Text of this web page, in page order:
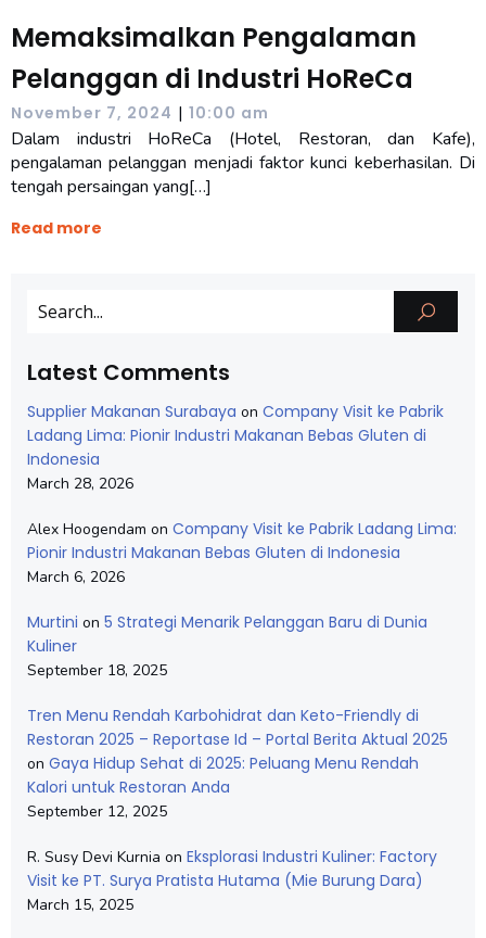
Memaksimalkan Pengalaman
Pelanggan di Industri HoReCa
November 7, 2024 | 10:00 am
Dalam industri HoReCa (Hotel, Restoran, dan Kafe),
pengalaman pelanggan menjadi faktor kunci keberhasilan. Di
tengah persaingan yang[…]
Read more
Latest Comments
Supplier Makanan Surabaya on Company Visit ke Pabrik
Ladang Lima: Pionir Industri Makanan Bebas Gluten di
Indonesia
March 28, 2026
Alex Hoogendam on Company Visit ke Pabrik Ladang Lima:
Pionir Industri Makanan Bebas Gluten di Indonesia
March 6, 2026
Murtini on 5 Strategi Menarik Pelanggan Baru di Dunia
Kuliner
September 18, 2025
Tren Menu Rendah Karbohidrat dan Keto-Friendly di
Restoran 2025 – Reportase Id – Portal Berita Aktual 2025
on Gaya Hidup Sehat di 2025: Peluang Menu Rendah
Kalori untuk Restoran Anda
September 12, 2025
R. Susy Devi Kurnia on Eksplorasi Industri Kuliner: Factory
Visit ke PT. Surya Pratista Hutama (Mie Burung Dara)
March 15, 2025